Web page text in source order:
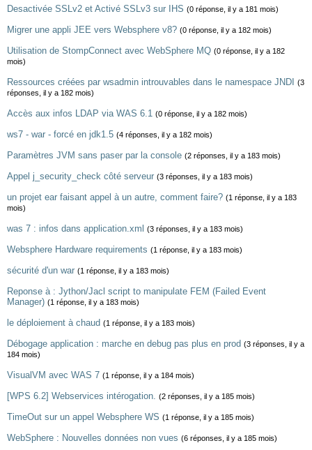
Desactivée SSLv2 et Activé SSLv3 sur IHS (0 réponse, il y a 181 mois)
Migrer une appli JEE vers Websphere v8? (0 réponse, il y a 182 mois)
Utilisation de StompConnect avec WebSphere MQ (0 réponse, il y a 182
mois)
Ressources créées par wsadmin introuvables dans le namespace JNDI
(3
réponses, il y a 182 mois)
Accès aux infos LDAP via WAS 6.1 (0 réponse, il y a 182 mois)
ws7 - war - forcé en jdk1.5 (4 réponses, il y a 182 mois)
Paramètres JVM sans paser par la console (2 réponses, il y a 183 mois)
Appel j_security_check côté serveur (3 réponses, il y a 183 mois)
un projet ear faisant appel à un autre, comment faire? (1 réponse, il y a 183
mois)
was 7 : infos dans application.xml (3 réponses, il y a 183 mois)
Websphere Hardware requirements (1 réponse, il y a 183 mois)
sécurité d'un war (1 réponse, il y a 183 mois)
Reponse à : Jython/Jacl script to manipulate FEM (Failed Event
Manager) (1 réponse, il y a 183 mois)
le déploiement à chaud (1 réponse, il y a 183 mois)
Débogage application : marche en debug pas plus en prod (3 réponses, il y a
184 mois)
VisualVM avec WAS 7 (1 réponse, il y a 184 mois)
[WPS 6.2] Webservices intérogation. (2 réponses, il y a 185 mois)
TimeOut sur un appel Websphere WS (1 réponse, il y a 185 mois)
WebSphere : Nouvelles données non vues (6 réponses, il y a 185 mois)